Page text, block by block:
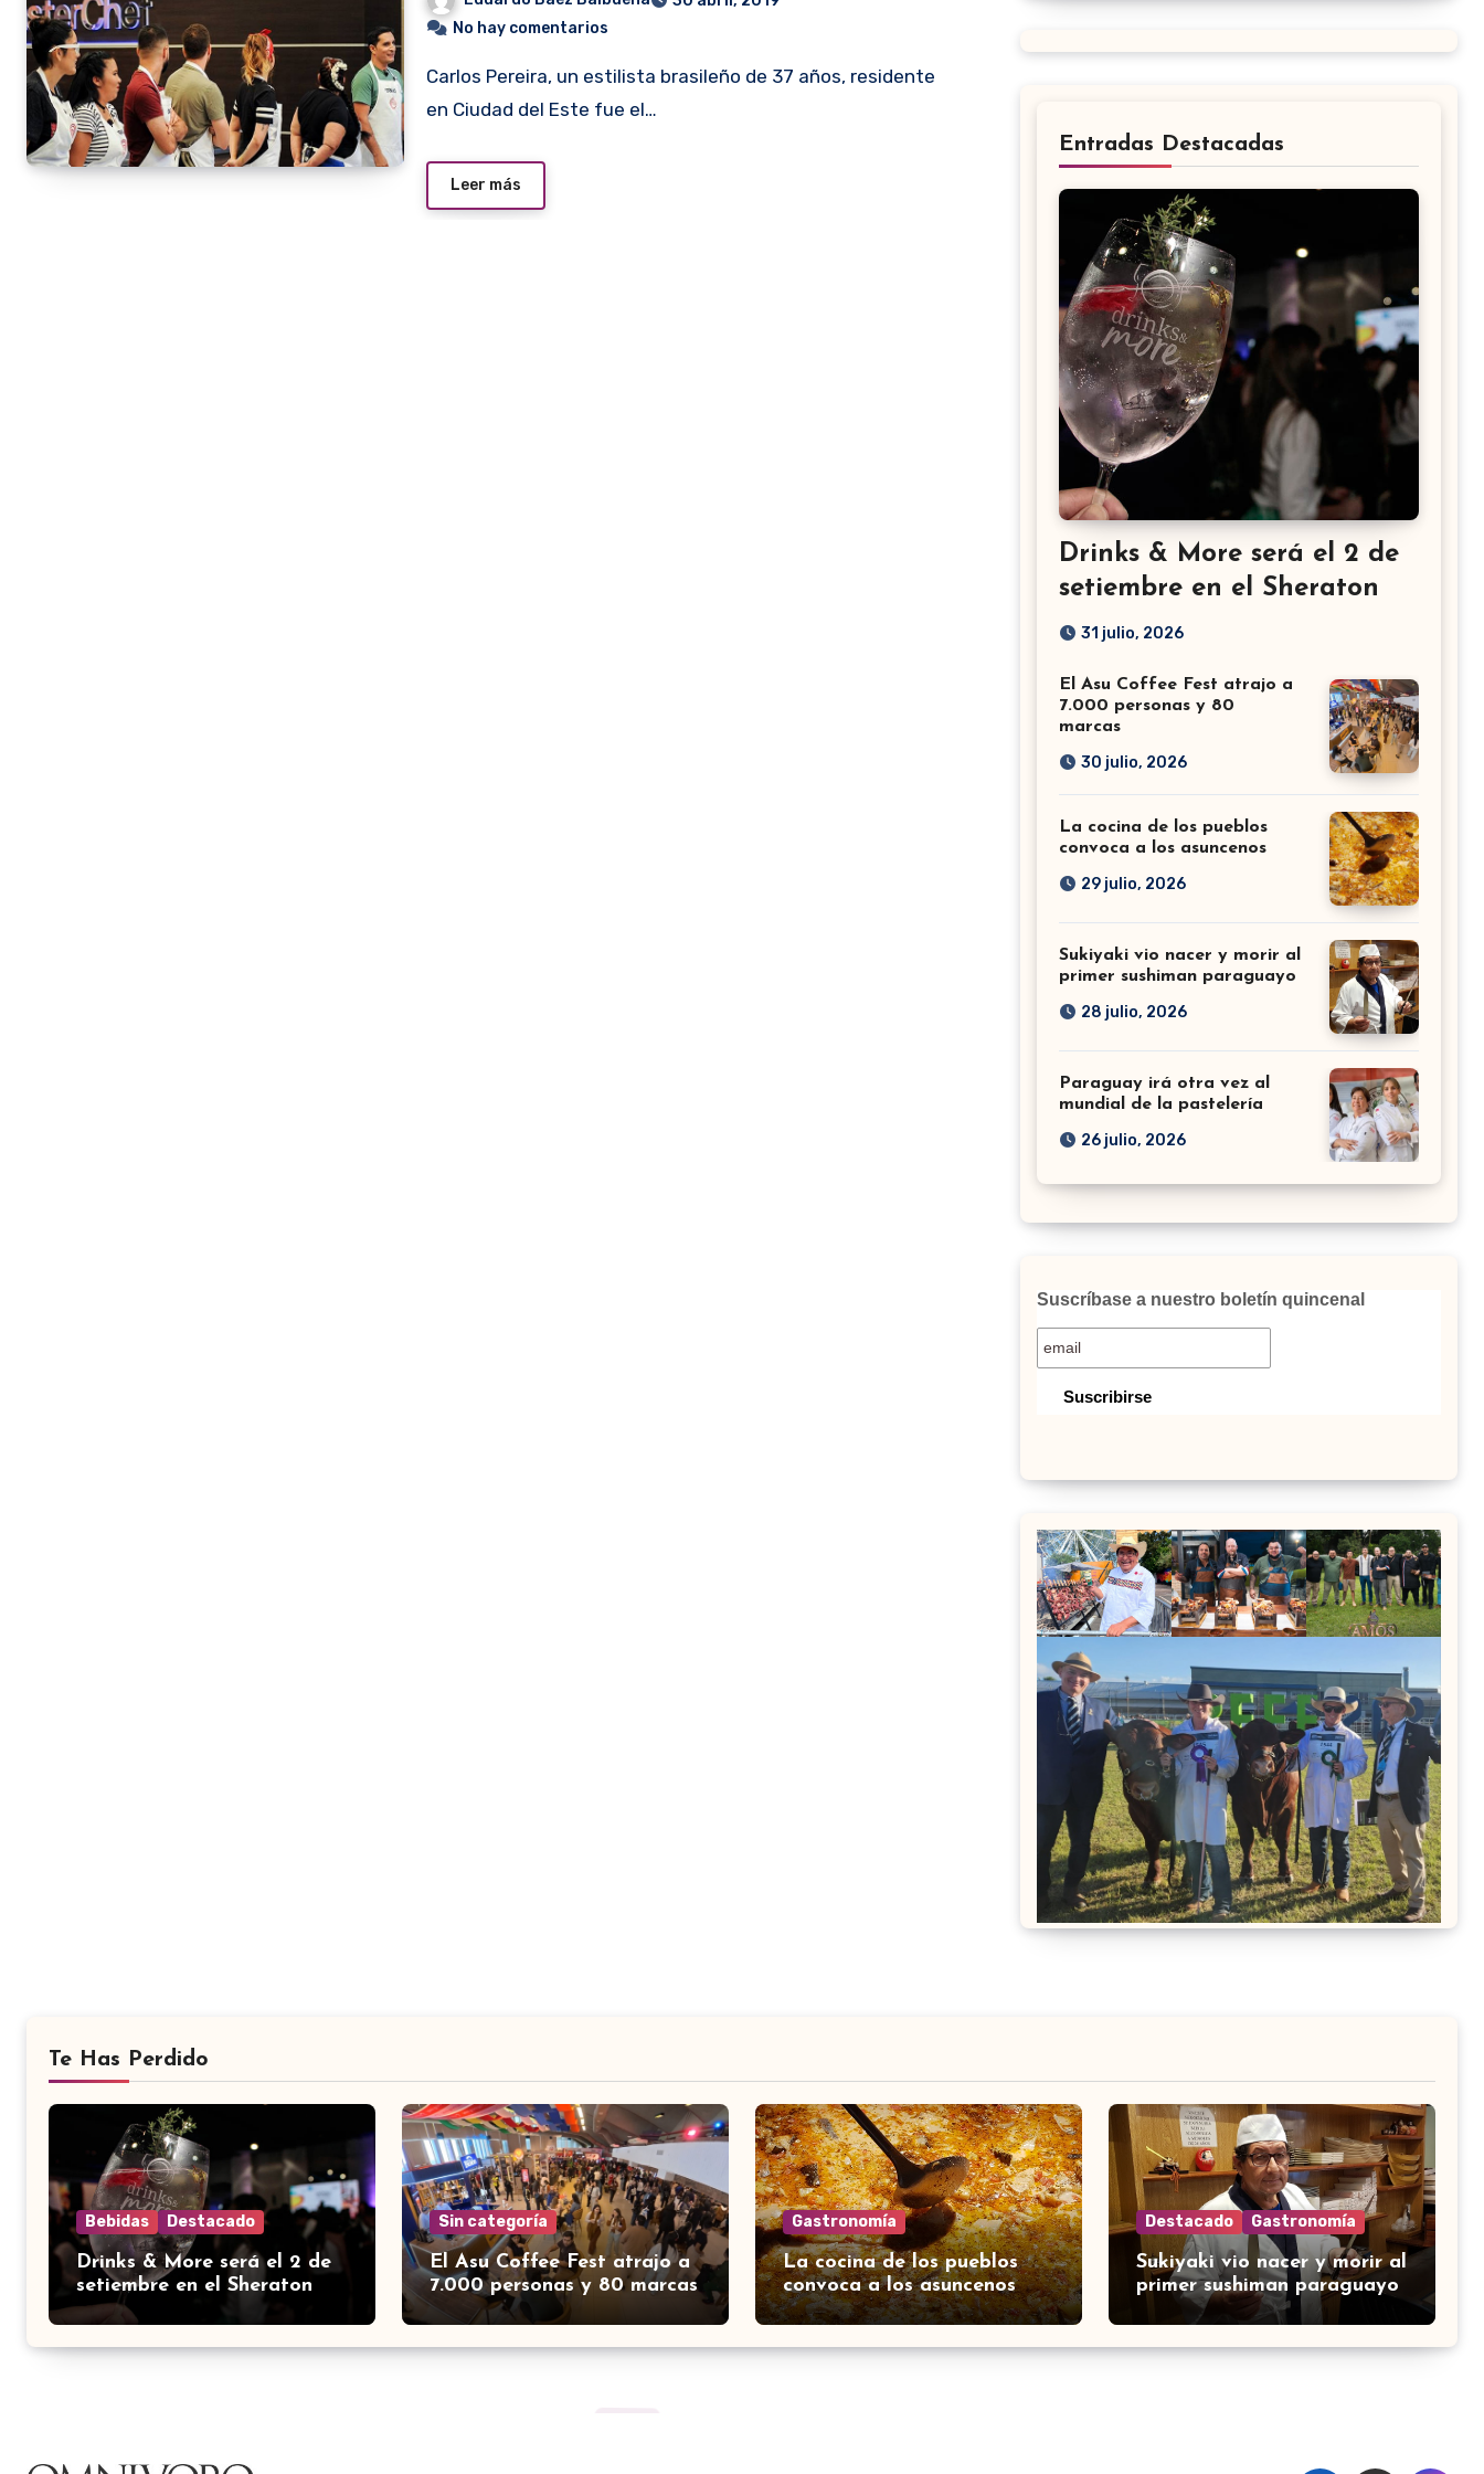
No hay comentarios
Carlos Pereira, un estilista brasileño de 37 años, residente
en Ciudad del Este fue el…
Leer más
Entradas Destacadas
Drinks & More será el 2 de
setiembre en el Sheraton
31 julio, 2026
El Asu Coffee Fest atrajo a
7.000 personas y 80
marcas
30 julio, 2026
La cocina de los pueblos
convoca a los asuncenos
29 julio, 2026
Sukiyaki vio nacer y morir al
primer sushiman paraguayo
28 julio, 2026
Paraguay irá otra vez al
mundial de la pastelería
26 julio, 2026
Suscríbase a nuestro boletín quincenal
Te Has Perdido
Bebidas Destacado
Drinks & More será el 2 de
setiembre en el Sheraton
Sin categoría
El Asu Coffee Fest atrajo a
7.000 personas y 80 marcas
Gastronomía
La cocina de los pueblos
convoca a los asuncenos
Destacado Gastronomía
Sukiyaki vio nacer y morir al
primer sushiman paraguayo